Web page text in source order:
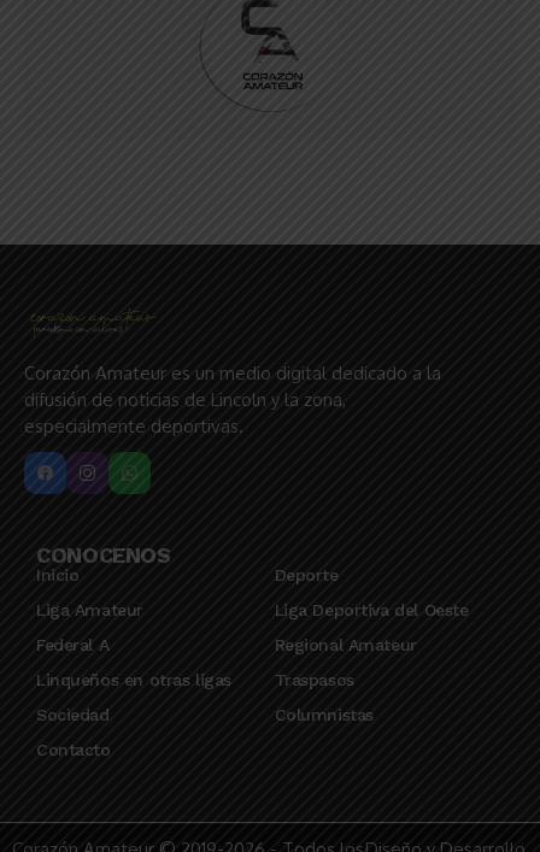
Corazón Amateur es un medio digital dedicado a la
difusión de noticias de Lincoln y la zona,
especialmente deportivas.
CONOCENOS
Inicio
Deporte
Liga Amateur
Liga Deportiva del Oeste
Federal A
Regional Amateur
Linqueños en otras ligas
Traspasos
Sociedad
Columnistas
Contacto